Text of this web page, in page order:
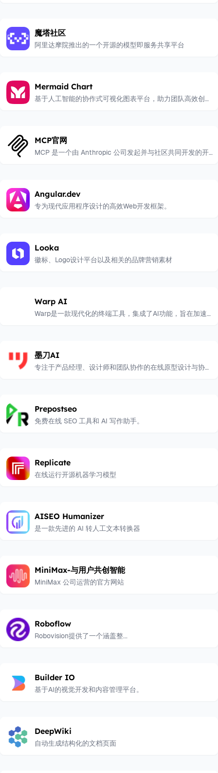
魔塔社区
阿里达摩院推出的一个开源的模型即服务共享平台
Mermaid Chart
基于人工智能的协作式可视化图表平台，助力团队高效创建
MCP官网
MCP 是一个由 Anthropic 公司发起并与社区共同开发的开
Angular.dev
专为现代应用程序设计的高效Web开发框架。
Looka
徽标、Logo设计平台以及相关的品牌营销素材
Warp AI
Warp是一款现代化的终端工具，集成了AI功能，旨在加速
墨刀AI
专注于产品经理、设计师和团队协作的在线原型设计与协作
Prepostseo
免费在线 SEO 工具和 AI 写作助手。
Replicate
在线运行开源机器学习模型
AISEO Humanizer
是一款先进的 AI 转人工文本转换器
MiniMax-与用户共创智能
MiniMax 公司运营的官方网站
Roboflow
Robovision提供了一个涵盖整...
Builder IO
基于AI的视觉开发和内容管理平台。
DeepWiki
自动生成结构化的文档页面